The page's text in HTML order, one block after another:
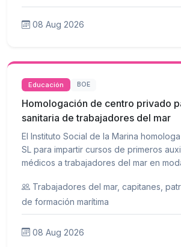
08 Aug 2026
Educación BOE
Homologación de centro privado
sanitaria de trabajadores del mar
El Instituto Social de la Marina
SL para impartir cursos de primeros
médicos a trabajadores del mar en
Trabajadores del mar, capitanes,
de formación marítima
08 Aug 2026